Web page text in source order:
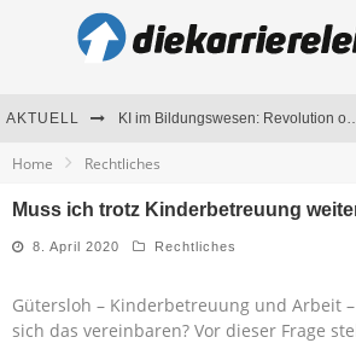
AKTUELL
Seminare als Motivationsmotor – Wie Weiterbildung Mitarbeiter nachhaltig begeistert
Home Rechtliches
Muss ich trotz Kinderbetreuung
8. April 2020 Rechtliches
Gütersloh – Kinderbetreuung und Arbeit
sich das vereinbaren? Vor dieser Frage